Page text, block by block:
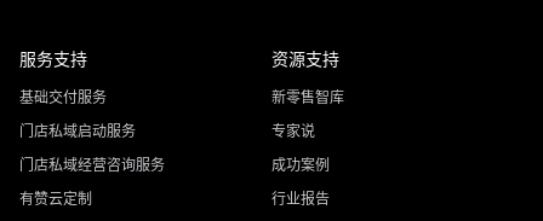
服务支持
基础交付服务
门店私域启动服务
门店私域经营咨询服务
有赞云定制
资源支持
新零售智库
专家说
成功案例
行业报告